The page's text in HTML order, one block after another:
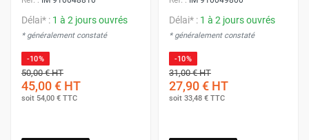
Délai* : 1 à 2 jours ouvrés
* généralement constaté
-10%
50,00 €HT
45,00 € HT
soit 54,00 € TTC
Délai* : 1 à 2 jours ouvrés
* généralement constaté
-10%
31,00 €HT
27,90 € HT
soit 33,48 € TTC